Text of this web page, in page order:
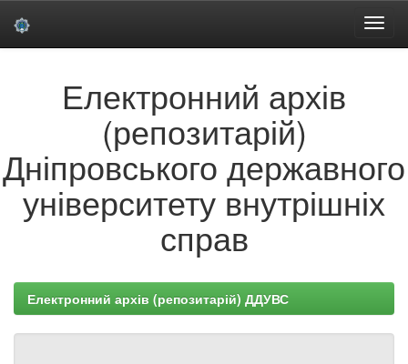
Електронний архів
(репозитарій)
Дніпровського державного
університету внутрішніх
справ
Електронний архів (репозитарій) ДДУВС